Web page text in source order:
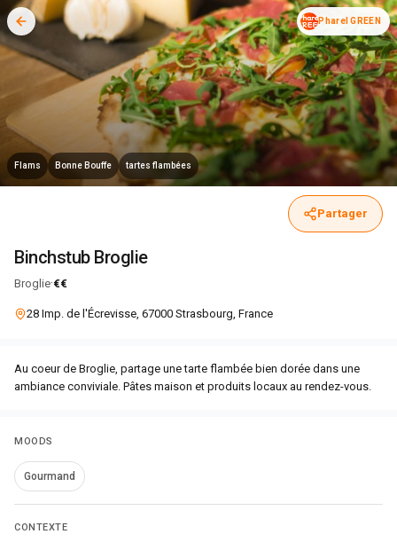
Pharel GREEN
Flams Bonne Bouffe tartes flambées
Partager
Binchstub Broglie
Broglie·€€
28 Imp. de l'Écrevisse, 67000 Strasbourg, France
Au coeur de Broglie, partage une tarte flambée bien dorée dans une
ambiance conviviale. Pâtes maison et produits locaux au rendez-vous.
MOODS
Gourmand
CONTEXTE